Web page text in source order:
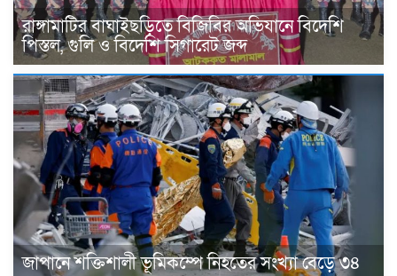
রাঙ্গামাটির বাঘাইছড়িতে বিজিবির অভিযানে বিদেশি
পিস্তল, গুলি ও বিদেশি সিগারেট জব্দ
জাপানে শক্তিশালী ভূমিকম্পে নিহতের সংখ্যা বেড়ে ৩৪